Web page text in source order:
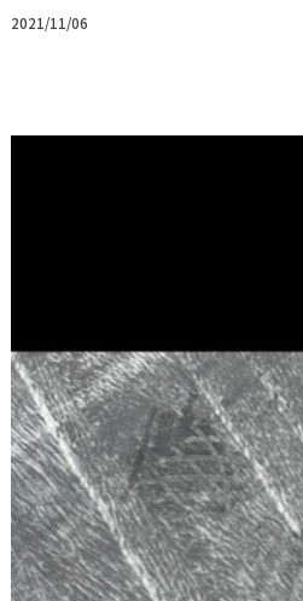
2021/11/06